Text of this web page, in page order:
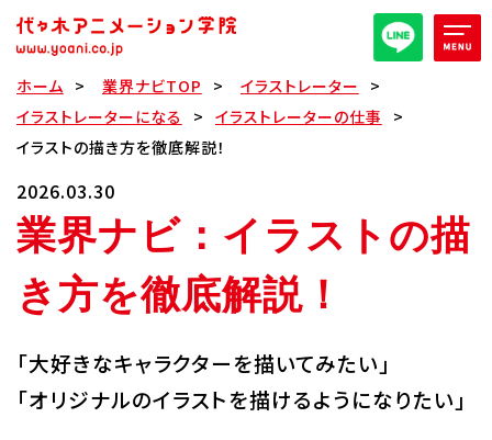
オープンキャンパス/イベント
全日・夜間・通信 高等部
大学部 週1コース
代アニ概要
ホーム 業界ナビTOP
イラストレーター
イラストレーターになる
イラストレーターの仕事
イラストの描き方を徹底解説！
2026.03.30
業界ナビ：イラストの描
き方を徹底解説！
「大好きなキャラクターを描いてみたい」
「オリジナルのイラストを描けるようになりたい」